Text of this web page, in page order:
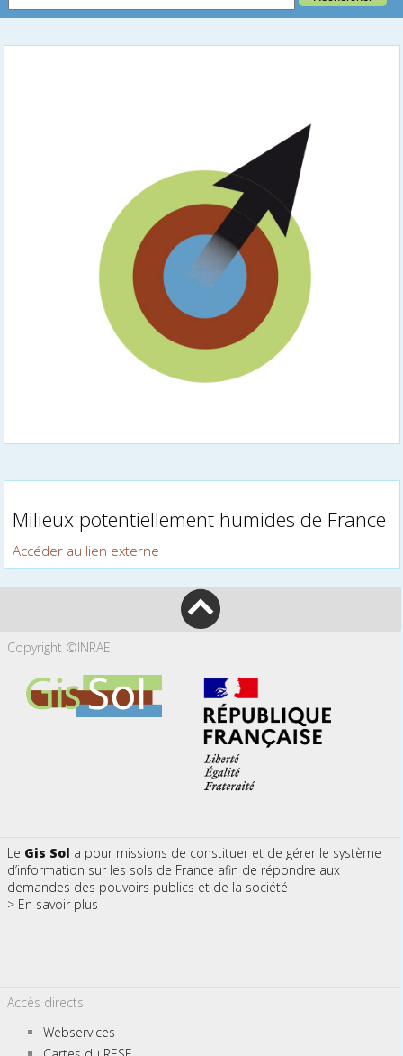
Milieux potentiellement humides de France
Accéder au lien externe
Copyright ©INRAE
Le Gis Sol a pour missions de constituer et de gérer le système
d’information sur les sols de France afin de répondre aux
demandes des pouvoirs publics et de la société
> En savoir plus
Accès directs
Webservices